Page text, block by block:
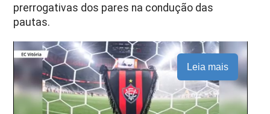
prerrogativas dos pares na condução das
pautas.
Leia mais